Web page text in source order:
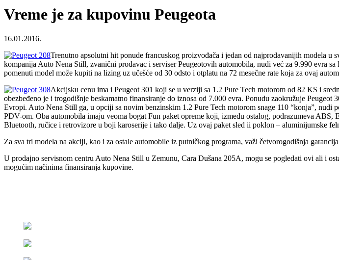
Vreme je za kupovinu Peugeota
16.01.2016.
Trenutno apsolutni hit ponude francuskog proizvođača i jedan od najprodavanijih modela
kompanija Auto Nena Still, zvanični prodavac i serviser Peugeotovih automobila, nudi već za 9.990 evra
pomenuti model može kupiti na lizing uz učešće od 30 odsto i otplatu na 72 mesečne rate koja za ovaj
Akcijsku cenu ima i Peugeot 301 koji se u verziji sa 1.2 Pure Tech motorom od 82 KS i
obezbeđeno je i trogodišnje beskamatno finansiranje do iznosa od 7.000 evra. Ponudu zaokružuje
Evropi. Auto Nena Still ga, u opciji sa novim benzinskim 1.2 Pure Tech motorom snage 110 “konja”,
PDV-om. Oba automobila imaju veoma bogat Fun paket opreme koji, između ostalog, podrazumeva
Bluetooth, ručice i retrovizore u boji karoserije i tako dalje. Uz ovaj paket sled ii poklon – aluminijumske
Za sva tri modela na akciji, kao i za ostale automobile iz putničkog programa, važi četvorogodišnja
U prodajno servisnom centru Auto Nena Still u Zemunu, Cara Dušana 205A, mogu se pogledati ovi ali i
mogućim načinima finansiranja kupovine.